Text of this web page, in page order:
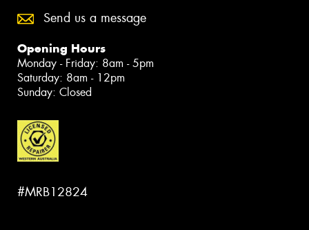
Send us a message
Opening Hours
Monday - Friday: 8am - 5pm
Saturday: 8am - 12pm
Sunday: Closed
#MRB12824